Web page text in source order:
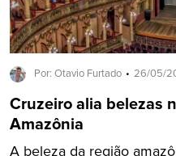
Por: Otavio Furtado 26/05/
Cruzeiro alia belezas
Amazônia
A beleza da região